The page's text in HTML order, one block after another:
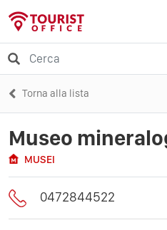
Torna alla lista
Museo
MUSEI
0472844522